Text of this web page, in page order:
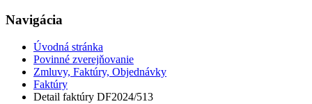
Navigácia
Úvodná stránka
Povinné zverejňovanie
Zmluvy, Faktúry, Objednávky
Faktúry
Detail faktúry DF2024/513